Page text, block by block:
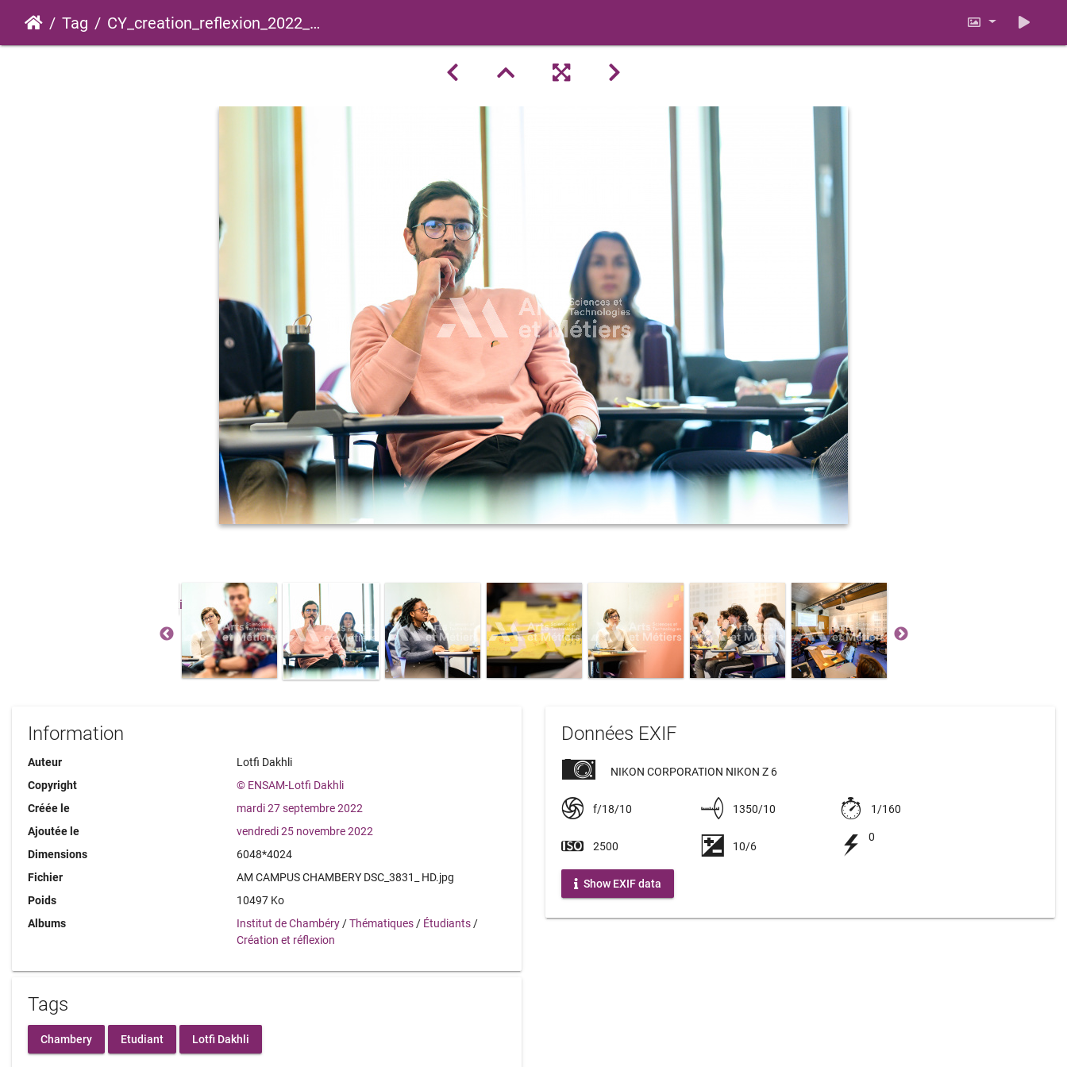
Tag CY_creation_reflexion_2022_0009
Information
Auteur
Lotfi Dakhli
Copyright
© ENSAM-Lotfi Dakhli
Créée le
mardi 27 septembre 2022
Ajoutée le
vendredi 25 novembre 2022
Dimensions
6048*4024
Fichier
AM CAMPUS CHAMBERY DSC_3831_ HD.jpg
Poids
10497 Ko
Albums
Institut de Chambéry /Thématiques / Étudiants /
Création et réflexion
Tags
Chambery Etudiant Lotfi Dakhli
Données EXIF
NIKON CORPORATION NIKON Z 6
f/18/10 1350/10 1/160
2500 10/6
0
Show EXIF data